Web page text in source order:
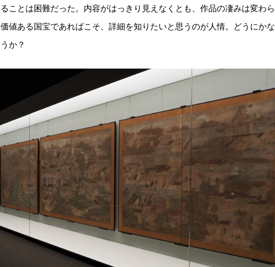
ことは困難だった。内容がはっきり見えなくとも、作品の凄みは変わら
値ある国宝であればこそ、詳細を知りたいと思うのが人情。どうにかな
か？